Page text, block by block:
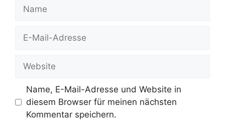
Mail-
Name, E-Mail-Adresse und Website in
diesem Browser für meinen nächsten
Kommentar speichern.